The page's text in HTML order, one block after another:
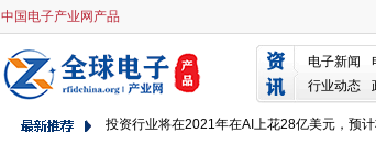
中国电子产业网产品
电子新闻
行业动态
什么是马雷？哦，只是一个改变一切的史诗般
春季预算推进5G战略和宽带资金
印度部长为Apple商店持有希望
投资行业将在2021年在AI上花28亿美元，预